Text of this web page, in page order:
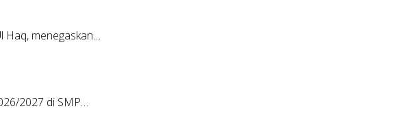
Haq, menegaskan…
2027 di SMP…